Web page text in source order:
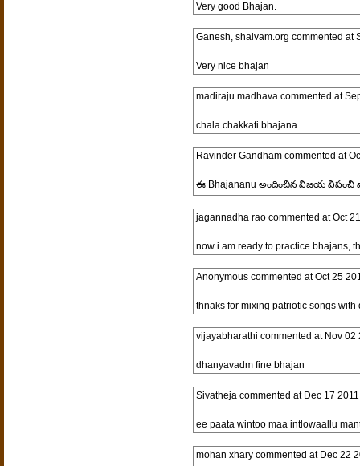
Very good Bhajan.
Ganesh, shaivam.org commented at
Very nice bhajan
madiraju.madhavacommented at
chala chakkati bhajana.
Ravinder Gandhamcommented at
ఈ Bhajananu అందించిన విజయ
jagannadha raocommented atOct
now i am ready to practice bhajans,
Anonymouscommented atOct 25
thnaks for mixing patriotic songs
vijayabharathi commented at Nov 02
dhanyavadm fine bhajan
Sivathejacommented at Dec 17
ee paata wintoo maa intlowaallu
mohan xharycommented at Dec 22